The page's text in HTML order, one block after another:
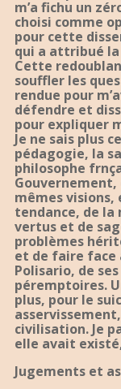
m’a fichu un
choisi comme
pour cette
qui a attribué
Cette
souffler les
rendue pour
défendre et
pour expliquer
Je ne sais plus
pédagogie, la
philosophe
mêmes
tendance, de la
vertus et de
problèmes
et de faire face
Polisario, de
péremptoires.
plus, pour le
civilisation. Je
elle avait
Jugements et